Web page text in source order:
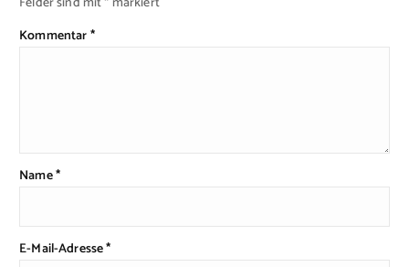
Kommentar*
Name*
E-Mail-Adresse*